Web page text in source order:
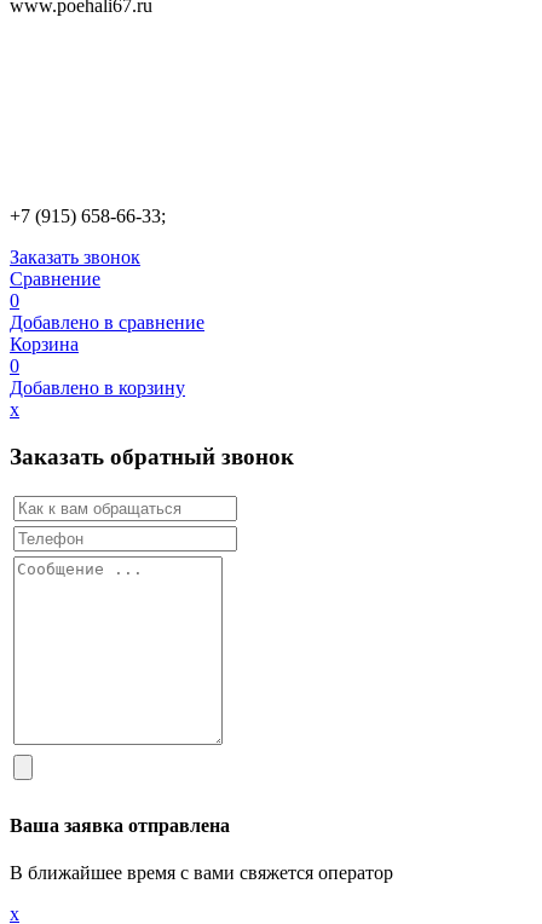
www.poehali67.ru
+7 (915) 658-66-33;
Заказать звонок
Сравнение
0
Добавлено в сравнение
Корзина
0
Добавлено в корзину
х
Заказать обратный звонок
Ваша заявка отправлена
В ближайшее время с вами свяжется оператор
х